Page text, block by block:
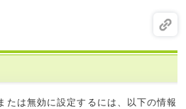
たは無効に設定するには、以下の情報